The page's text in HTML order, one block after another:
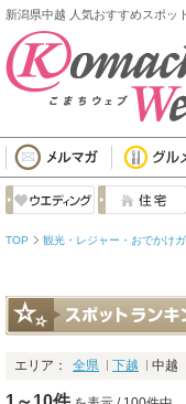
新潟県中越 人気おすすめスポッ
TOP 観光・レジャー・おでかけ
エリア： 全県 下越 中越